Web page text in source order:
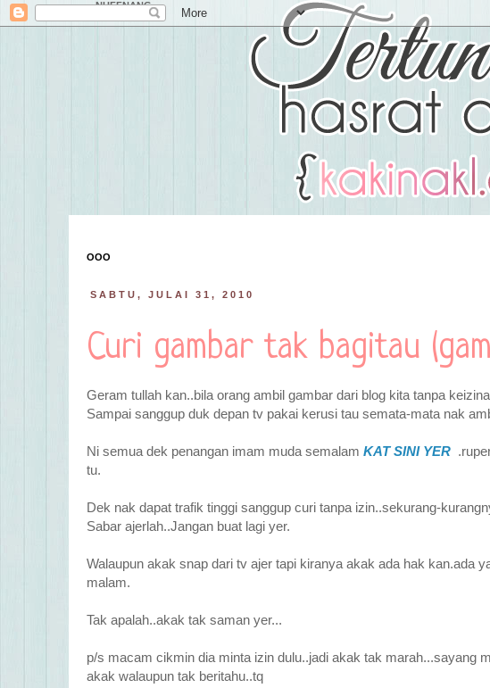
NUFFNANG
OOO
SABTU, JULAI 31, 2010
Curi gambar tak bagitau
Geram tullah kan..bila orang ambil gambar dari blog kita tanpa
Sampai sanggup duk depan tv pakai kerusi tau semata-mata nak
Ni semua dek penangan imam muda semalam KAT SINI YER
tu.
Dek nak dapat trafik tinggi sanggup curi tanpa izin..sekurang-
Sabar ajerlah..Jangan buat lagi yer.
Walaupun akak snap dari tv ajer tapi kiranya akak ada hak kan.ada
malam.
Tak apalah..akak tak saman yer...
p/s macam cikmin dia minta izin dulu..jadi akak tak marah...sayang
akak walaupun tak beritahu..tq